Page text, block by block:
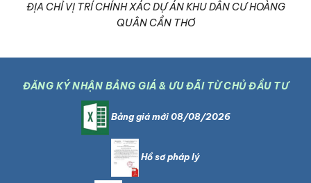
ĐỊA CHỈ VỊ TRÍ CHÍNH XÁC DỰ ÁN KHU DÂN CƯ HOÀNG
QUÂN CẦN THƠ
ĐĂNG KÝ NHẬN BẢNG GIÁ & ƯU ĐÃI TỪ CHỦ ĐẦU TƯ
Bảng giá mới 08/08/2026
Hồ sơ pháp lý